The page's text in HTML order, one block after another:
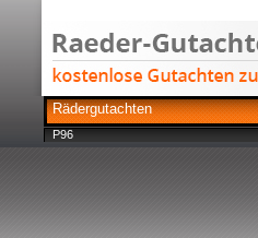
Rädergutachten
P96